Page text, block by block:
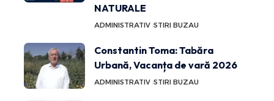
NATURALE
ADMINISTRATIV STIRI BUZAU
Constantin Toma: Tabăra
Urbană, Vacanța de vară 2026
ADMINISTRATIV STIRI BUZAU